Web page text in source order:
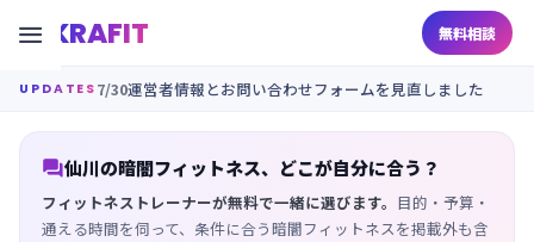
KRAFIT 無料相談

UPDATES 7/30運営者情報とお問い合わせフォームを見直しました
仙川の暗闇フィットネス、どこが自分に合う？
フィットネストレーナーが無料で一緒に選びます。 目的・予算・
通える時間を伺って、条件に合う暗闇フィットネスを掲載外も含